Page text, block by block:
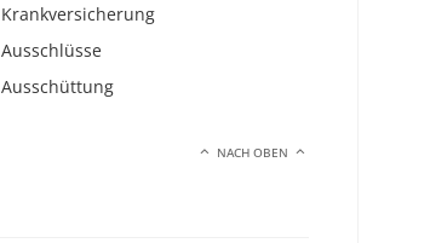
Krankversicherung
Ausschlüsse
Ausschüttung
NACH OBEN